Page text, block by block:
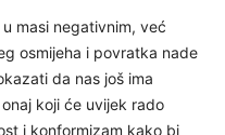
masi negativnim, već
osmijeha i povratka nade
da nas još ima
koji će uvijek rado
i konformizam kako bi